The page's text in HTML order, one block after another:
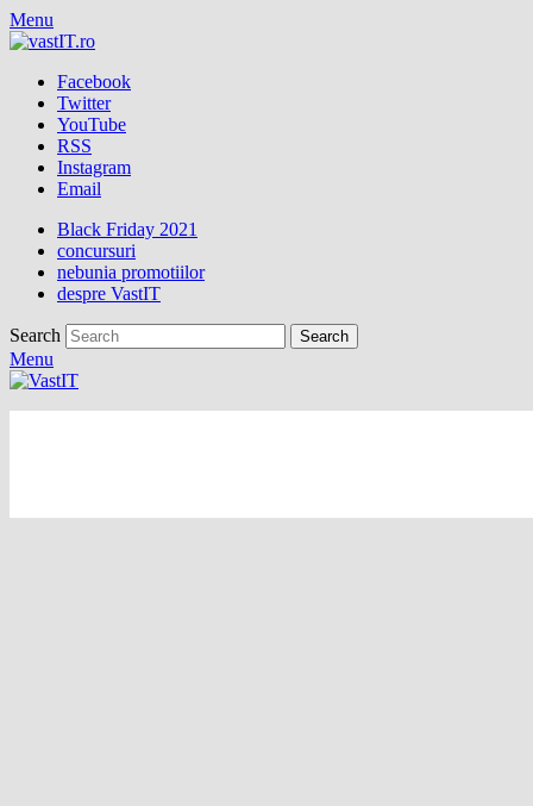
Menu
Facebook
Twitter
YouTube
RSS
Instagram
Email
Black Friday 2021
concursuri
nebunia promotiilor
despre VastIT
Search
Menu